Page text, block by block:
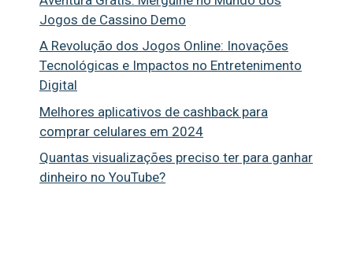
Jogos de Cassino Demo
A Revolução dos Jogos Online: Inovações
Tecnológicas e Impactos no Entretenimento
Digital
Melhores aplicativos de cashback para
comprar celulares em 2024
Quantas visualizações preciso ter para ganhar
dinheiro no YouTube?